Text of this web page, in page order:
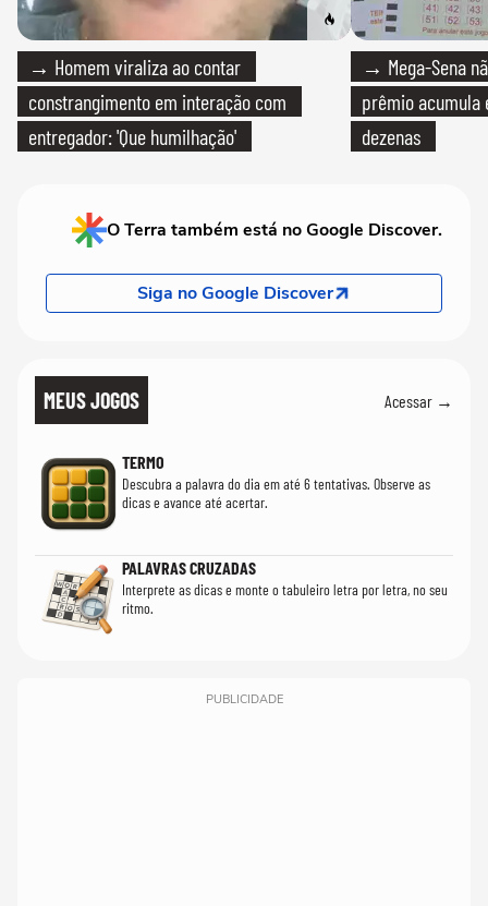
→ Homem viraliza ao contar
constrangimento em interação com
entregador: 'Que humilhação'
→ Mega-Sena
prêmio acumula
dezenas
O Terra também está no Google Discover.
Siga no Google Discover
MEUS JOGOS Acessar →
TERMO
Descubra a palavra do dia em até 6 tentativas. Observe as
dicas e avance até acertar.
PALAVRAS CRUZADAS
Interprete as dicas e monte o tabuleiro letra por letra, no seu
ritmo.
PUBLICIDADE